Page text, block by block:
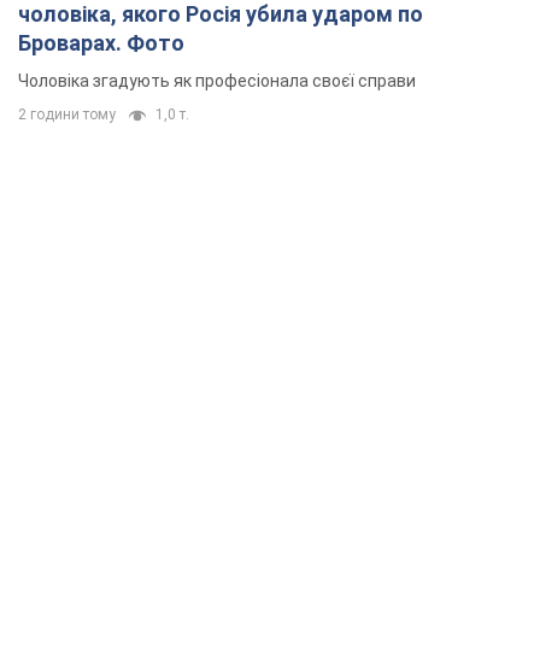
чоловіка, якого Росія убила ударом по
Броварах. Фото
Чоловіка згадують як професіонала своєї справи
2 години тому 1,0 т.